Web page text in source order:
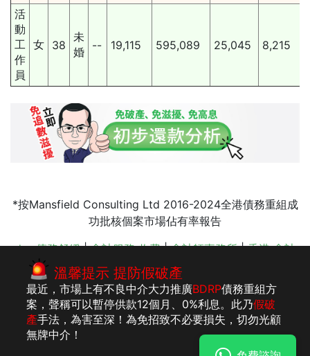
活
動
工
作
員
女 38
未
婚
-- 19,115 595,089 25,045 8,215
*按Mansfield Consulting Ltd 2016-2024全港債務重組成
功批核個案市場佔有率報告
drp 債務舒緩|會計服務 收費|會計師事務所|香港 會計
|IVA 債務重組| 破產申請|轉按清債
條例|破產手續
法律聲明 私隱聲明及收集個人資料聲明
版權所有：李建
民執業會計師事
溫馨提示 提防假破產
最近，市場上有不良中介大力推廣BDRP債務重組方
案，聲稱可以暫停供款12個月、0%利息。此乃假破
產手法，為害至深！為免招致不必要損失，切勿光顧
無牌中介！